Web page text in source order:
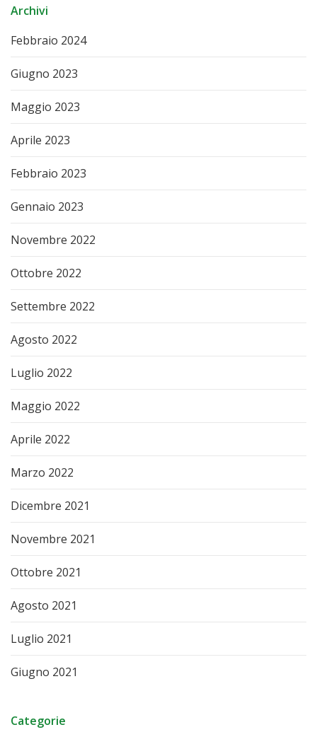
Archivi
Febbraio 2024
Giugno 2023
Maggio 2023
Aprile 2023
Febbraio 2023
Gennaio 2023
Novembre 2022
Ottobre 2022
Settembre 2022
Agosto 2022
Luglio 2022
Maggio 2022
Aprile 2022
Marzo 2022
Dicembre 2021
Novembre 2021
Ottobre 2021
Agosto 2021
Luglio 2021
Giugno 2021
Categorie